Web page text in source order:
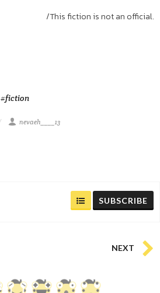
/This fiction is not an official.
#fiction
nevaeh____13
SUBSCRIBE
NEXT